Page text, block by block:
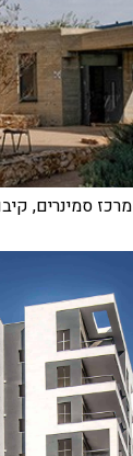
מרכז סמינרים,